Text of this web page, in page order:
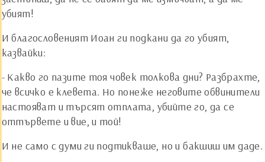
убият!
И благословеният Иоан ги подкани да го убият,
казвайки:
- Какво го пазите тоя човек толкова дни? Разбрахте,
че всичко е клевета. Но понеже неговите обвинители
настояват и търсят отплата, убийте го, да се
оттървете и вие, и той!
И не само с думи ги подтикваше, но и бакшиш им даде.